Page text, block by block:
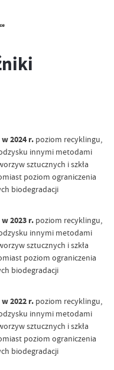
w 2024 r. poziom recyklingu,
innymi metodami
sztucznych i szkła
poziom ograniczenia
biodegradacji
w 2023 r. poziom recyklingu,
innymi metodami
sztucznych i szkła
poziom ograniczenia
biodegradacji
w 2022 r. poziom recyklingu,
innymi metodami
sztucznych i szkła
poziom ograniczenia
biodegradacji